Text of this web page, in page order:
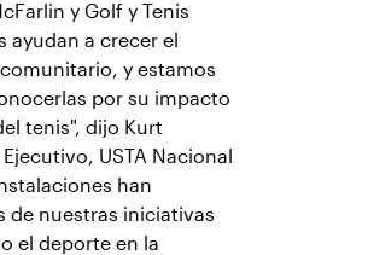
y Golf y Tenis
ayudan a crecer el
y estamos
por su impacto
tenis", dijo Kurt
USTA Nacional
han
de nuestras iniciativas
el deporte en la